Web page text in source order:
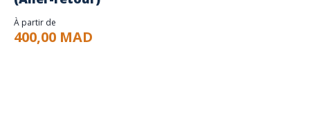
À partir de
400,00 MAD